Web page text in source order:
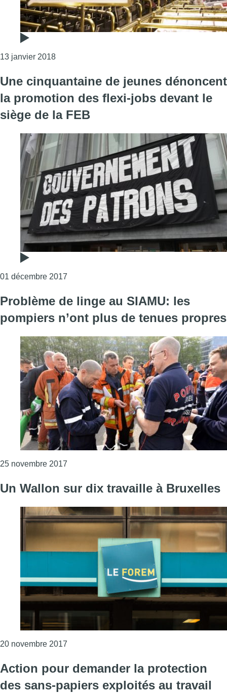
13 janvier 2018Consulter l'article "Action devant Primark pour
Une cinquantaine de jeunes dénoncent
la promotion des flexi-jobs devant le
siège de la FEB
01 décembre 2017
Problème de linge au SIAMU: les
pompiers n’ont plus de tenues propres
25 novembre 2017
Un Wallon sur dix travaille à Bruxelles
20 novembre 2017
Action pour demander la protection
des sans-papiers exploités au travail